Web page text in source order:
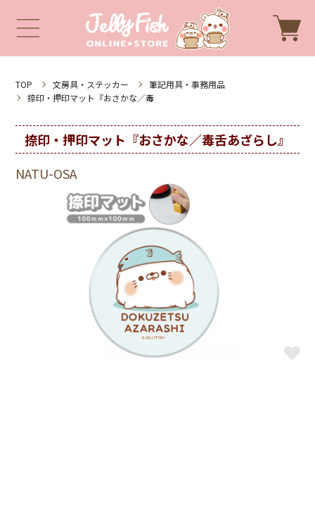
TOP 文房具・ステッカー
筆記用具・事務用品
捺印・押印マット『おさかな／毒
捺印・押印マット『おさかな／毒舌あざらし』
NATU-OSA